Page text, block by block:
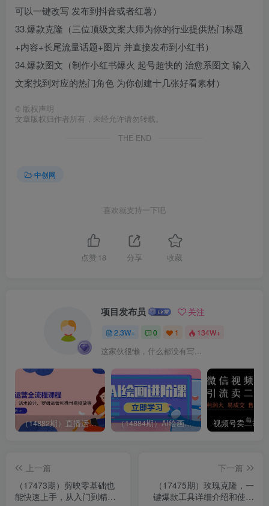
可以一键改写 发布到抖音或者红薯）
33.爆款克隆（三位顶级文案大师为你的行业提供热门标题
+内容+长尾流量话题+图片 并直接发布到小红书）
34.爆款图文（制作小红书爆火 起号超快的 治愈系图文 输入
文案找到对应的热门角色 为你创建十几张好看素材）
© 版权声明
文章版权归作者所有，未经允许请勿转载。
THE END
中创网
喜欢就支持一下吧
点赞 18 分享 收藏
项目发布员 关注
2.3W+ 0 1 134W+
这家伙很懒，什么都没有写...
（14882期）直播运营全流程课程-5月更新：从起号、话术设计、罗盘运营到微付费投放等 （14884期）AI绘画进阶课，涵盖电商摄影等多领域，PS操作与AI工具使用全面教学
上一篇
（17473期）剪映零基础也
能快速上手，从入门到精通
下一篇
（17475期）玫瑰克隆，一
键爆款工具详细介绍和使用